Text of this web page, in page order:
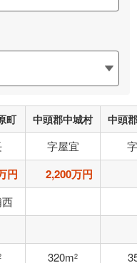
町 中頭郡中城村
中頭
字屋宜
円 2,200万円
320m2